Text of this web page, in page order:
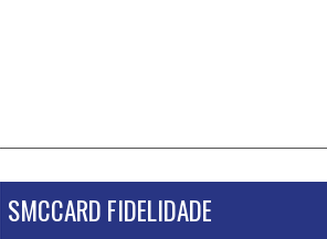
SMCCARD FIDELIDADE